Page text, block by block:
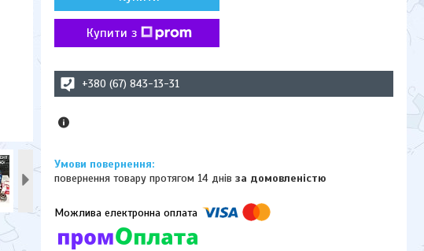
Купити з
+380 (67) 843-13-31
повернення товару протягом 14 днівза домовленістю